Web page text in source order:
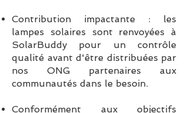
Contribution impactante : les
lampes solaires sont renvoyées à
SolarBuddy pour un contrôle
qualité avant d'être distribuées par
nos ONG partenaires aux
communautés dans le besoin.
Conformément aux objectifs